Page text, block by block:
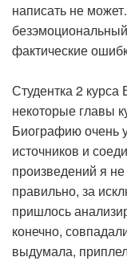
написать не
фактические
Студентка 2
некоторые главы
Биографию очень
источников и
произведений я
правильно, за
пришлось
конечно,
выдумала,